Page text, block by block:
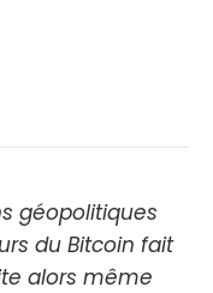
géopolitiques
du Bitcoin fait
alors même